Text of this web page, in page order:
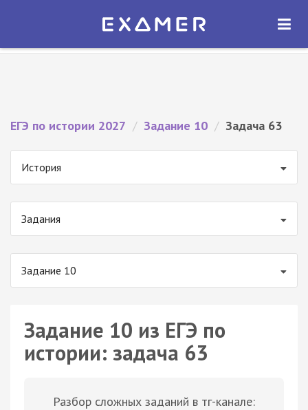
Экзамер — ЕГЭ 2027
ОТКРЫТЬ
ЕГЭ по истории 2027 / Задание 10 / Задача 63
История
Задания
Задание 10
Задание 10 из ЕГЭ по
истории: задача 63
Разбор сложных заданий в тг-канале: